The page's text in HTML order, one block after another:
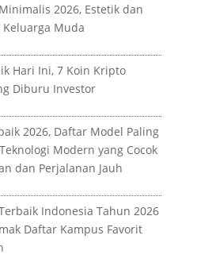
2026, Estetik dan
Muda
Hari Ini, 7 Koin Kripto
Diburu Investor
2026, Daftar Model Paling
Modern yang Cocok
dan Perjalanan Jauh
Indonesia Tahun 2026
Daftar Kampus Favorit